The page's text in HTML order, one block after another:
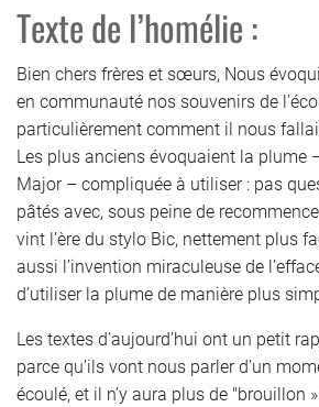
Texte de l’homélie :
Bien chers frères et sœurs, Nous
en communauté nos souvenirs de
particulièrement comment il nous
Les plus anciens évoquaient la plume
Major – compliquée à utiliser : pas
pâtés avec, sous peine de
vint l’ère du stylo Bic, nettement plus
aussi l’invention miraculeuse de
d’utiliser la plume de manière plus
Les textes d’aujourd’hui ont un petit
parce qu’ils vont nous parler d’un
écoulé, et il n’y aura plus de "brouillon